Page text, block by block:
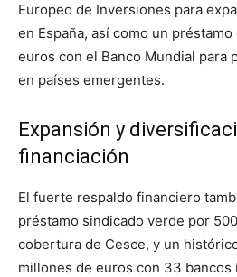
Europeo de Inversiones para
en España, así como un
euros con el Banco Mundial para
en países emergentes.
Expansión y
financiación
El fuerte respaldo financiero
préstamo sindicado verde por
cobertura de Cesce, y un
millones de euros con 33 bancos